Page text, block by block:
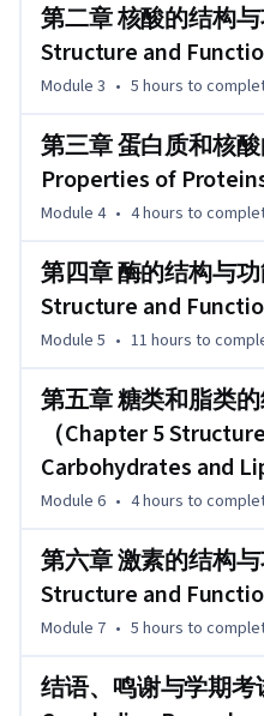
代谢生物化学和分子生物学
胞生物学、遗传学等其他生
大纲（Syllabus)
第一章  蛋白质的结构与功能
1. 氨基酸（Amino acids）
2. 蛋白质氨基酸与非蛋白
non-protenogenic AA）
AAs）
4. 必需氨基酸与非必需氨基
AAs）
5. 氨基酸的英文缩写（
6. 氨基酸的缩合反应（AA
8. 氨基酸的两性解离与等电
amino acids and pI）
9. 茚三酮反应（Reaction
11. Edman反应（Reaction
第二章 核酸的结构与功能（Chapter 2
Structure and
Module 3 • 5 hours to
第三章 蛋白质和核酸的性质（Chapter 3
Properties of
Module 4 • 4 hours to
第四章 酶的结构与功能（Chapter 4
Structure and
Module 5 • 11 hours to
第五章 糖类和脂类的结构与功能
（Chapter 5 Structure and Function of
Carbohydrates and
Module 6 • 4 hours to
第六章 激素的结构与功能（Chapter 6
Structure and
Module 7 • 5 hours to
结语、鸣谢与学期考